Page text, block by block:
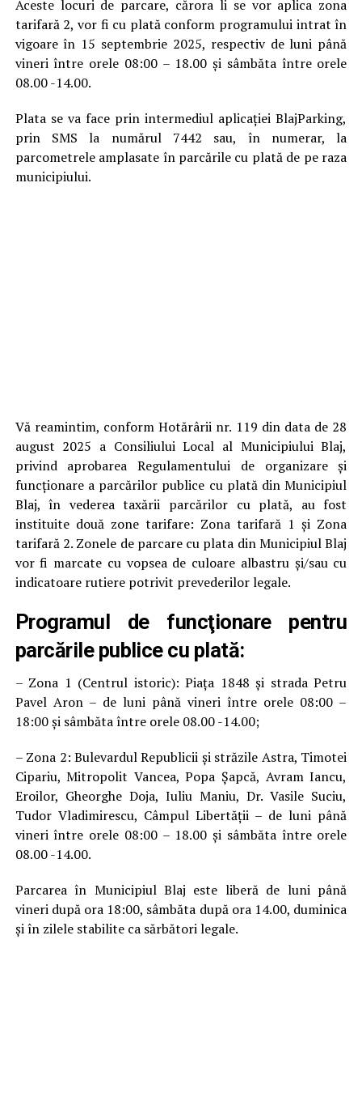
Aceste locuri de parcare, cărora li se vor aplica zona
tarifară 2, vor fi cu plată conform programului intrat în
vigoare în 15 septembrie 2025, respectiv de luni până
vineri între orele 08:00 – 18.00 și sâmbăta între orele
08.00 -14.00.
Plata se va face prin intermediul aplicației BlajParking,
prin SMS la numărul 7442 sau, în numerar, la
parcometrele amplasate în parcările cu plată de pe raza
municipiului.
Vă reamintim, conform Hotărârii nr. 119 din data de 28
august 2025 a Consiliului Local al Municipiului Blaj,
privind aprobarea Regulamentului de organizare şi
funcţionare a parcărilor publice cu plată din Municipiul
Blaj, în vederea taxării parcărilor cu plată, au fost
instituite două zone tarifare: Zona tarifară 1 și Zona
tarifară 2. Zonele de parcare cu plata din Municipiul Blaj
vor fi marcate cu vopsea de culoare albastru și/sau cu
indicatoare rutiere potrivit prevederilor legale.
Programul de funcţionare pentru
parcările publice cu plată:
– Zona 1 (Centrul istoric): Piața 1848 și strada Petru
Pavel Aron – de luni până vineri între orele 08:00 –
18:00 și sâmbăta între orele 08.00 -14.00;
– Zona 2: Bulevardul Republicii și străzile Astra, Timotei
Cipariu, Mitropolit Vancea, Popa Șapcă, Avram Iancu,
Eroilor, Gheorghe Doja, Iuliu Maniu, Dr. Vasile Suciu,
Tudor Vladimirescu, Câmpul Libertății – de luni până
vineri între orele 08:00 – 18.00 și sâmbăta între orele
08.00 -14.00.
Parcarea în Municipiul Blaj este liberă de luni până
vineri după ora 18:00, sâmbăta după ora 14.00, duminica
și în zilele stabilite ca sărbători legale.